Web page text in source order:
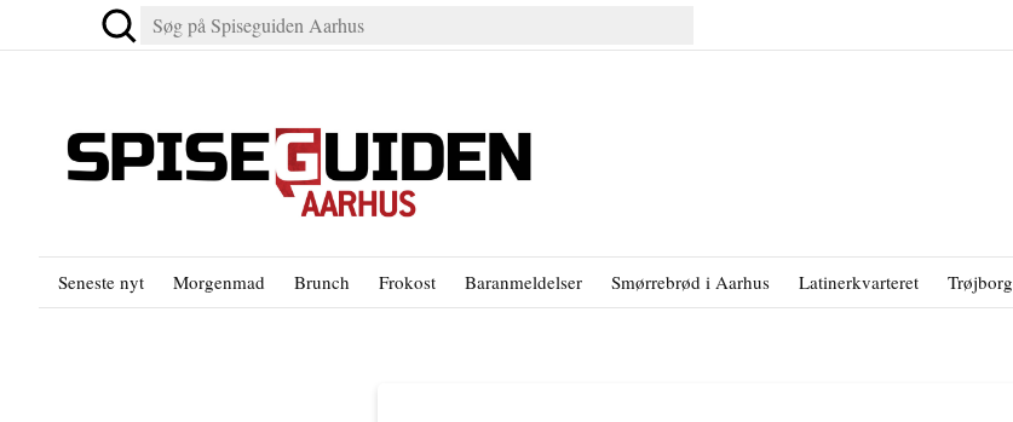
Seneste nyt Morgenmad Brunch Frokost Baranmeldelser Smørrebrød i Aarhus Latinerkvarteret Trøjborg